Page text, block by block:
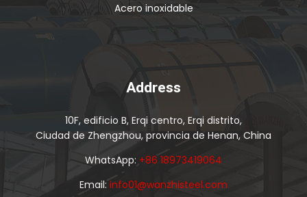
Acero inoxidable
Address
10F, edificio B, Erqi centro, Erqi distrito,
Ciudad de Zhengzhou, provincia de Henan, China
WhatsApp: +86 18973419064
Email: info01@wanzhisteel.com